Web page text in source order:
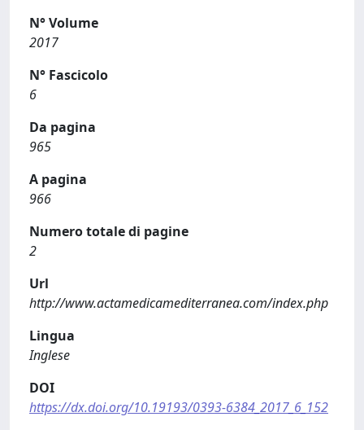
N° Volume
2017
N° Fascicolo
6
Da pagina
965
A pagina
966
Numero totale di pagine
2
Url
http://www.actamedicamediterranea.com/index.php
Lingua
Inglese
DOI
https://dx.doi.org/10.19193/0393-6384_2017_6_152